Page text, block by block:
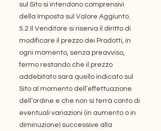
sul Sito si intendono comprensivi
della Imposta sul Valore Aggiunto.
5.2 Il Venditore si riserva il diritto di
modificare il prezzo dei Prodotti, in
ogni momento, senza preavviso,
fermo restando che il prezzo
addebitato sarà quello indicato sul
Sito al momento dell’effettuazione
dell’ordine e che non si terrà conto di
eventuali variazioni (in aumento o in
diminuzione) successive alla